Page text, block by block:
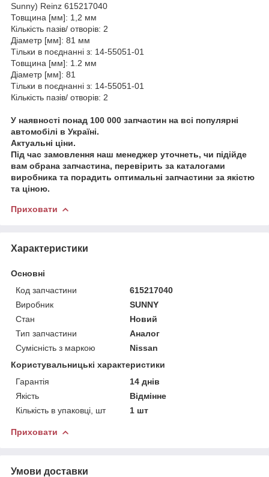
Sunny) Reinz 615217040
Товщина [мм]: 1,2 мм
Кількість пазів/ отворів: 2
Діаметр [мм]: 81 мм
Тільки в поєднанні з: 14-55051-01
Товщина [мм]: 1.2 мм
Діаметр [мм]: 81
Тільки в поєднанні з: 14-55051-01
Кількість пазів/ отворів: 2
У наявності понад 100 000 запчастин на всі популярні
автомобілі в Україні.
Актуальні ціни.
Під час замовлення наш менеджер уточнеть, чи підійде
вам обрана запчастина, перевірить за каталогами
виробника та порадить оптимальні запчастини за якістю
та ціною.
Приховати
Характеристики
Основні
Код запчастини
615217040
Виробник
SUNNY
Стан
Новий
Тип запчастини
Аналог
Сумісність з маркою
Nissan
Користувальницькі характеристики
Гарантія
14 днів
Якість
Відмінне
Кількість в упаковці, шт
1 шт
Приховати
Умови доставки